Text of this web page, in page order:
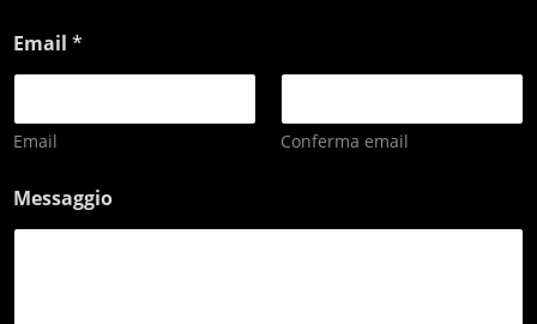
Email *
Email Conferma email
Messaggio